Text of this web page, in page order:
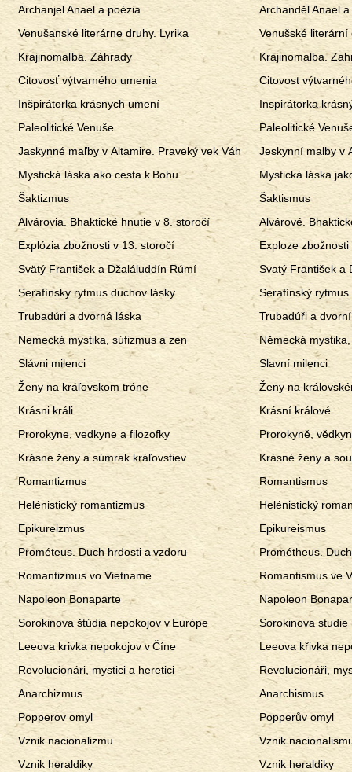
Archanjel Anael a poézia
Venušanské literárne druhy. Lyrika
Krajinomaľba. Záhrady
Citovosť výtvarného umenia
Inšpirátorka krásnych umení
Paleolitické Venuše
Jaskynné maľby v Altamire. Praveký vek Váh
Mystická láska ako cesta k Bohu
Šaktizmus
Alvárovia. Bhaktické hnutie v 8. storočí
Explózia zbožnosti v 13. storočí
Svätý František a Džaláluddín Rúmí
Serafínsky rytmus duchov lásky
Trubadúri a dvorná láska
Nemecká mystika, súfizmus a zen
Slávni milenci
Ženy na kráľovskom tróne
Krásni králi
Prorokyne, vedkyne a filozofky
Krásne ženy a súmrak kráľovstiev
Romantizmus
Helénistický romantizmus
Epikureizmus
Prométeus. Duch hrdosti a vzdoru
Romantizmus vo Vietname
Napoleon Bonaparte
Sorokinova štúdia nepokojov v Európe
Leeova krivka nepokojov v Číne
Revolucionári, mystici a heretici
Anarchizmus
Popperov omyl
Vznik nacionalizmu
Vznik heraldiky
Archanděl Anael
Venušské literární
Krajinomalba.
Citovost
Inspirátorka
Paleolitické
Jeskynní malby v
Mystická láska
Šaktismus
Alvárové.
Exploze
Svatý František a
Serafínský rytmus
Trubadúři a
Německá
Slavní milenci
Ženy na
Krásní králové
Prorokyně,
Krásné ženy a
Romantismus
Helénistický
Epikureismus
Prométheus.
Romantismus ve
Napoleon
Sorokinova
Leeova křivka
Revolucionáři,
Anarchismus
Popperův omyl
Vznik
Vznik heraldiky